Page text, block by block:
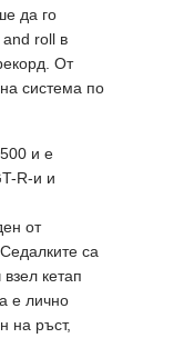
да го
and roll в
От
система по
и е
R-и и
от
са
кетап
е лично
на ръст,